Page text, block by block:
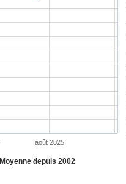
Moyenne depuis 2002
août 2025